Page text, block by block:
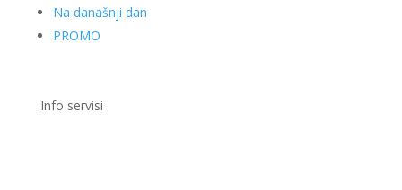
Na današnji dan
PROMO
Info servisi